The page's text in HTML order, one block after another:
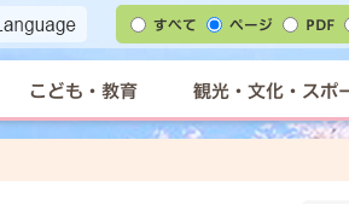
すべて ページ PDF
こども・教育 観光・文化・スポ